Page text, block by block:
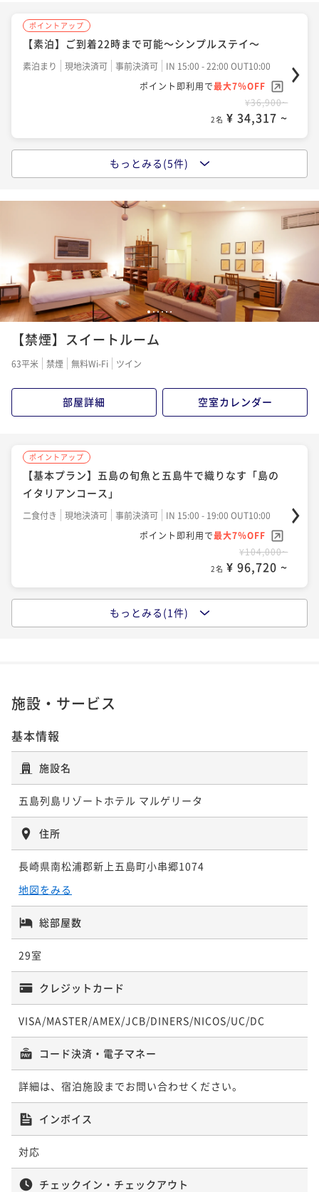
ポイントアップ
【基本プラン】五島の旬魚と五島牛で織りなす「島の
IN 15:00 - 19:00 OUT10:00
ポイント即利用で最大7％OFF
¥49,000~
¥ 45,570 ~
ポイントアップ
【早期予約35日前でお得】【五島牛３部位】五島牛と
五島灘の旬魚を楽しむイタリアンコース
二食付き 事前決済可
IN 15:00 - 19:00 OUT10:00
ポイント即利用で最大7％OFF
¥54,000~
2名 ¥ 50,220 ~
ポイントアップ
リアンコース
二食付き 現地決済可 事前決済可
IN 15:00 - 19:00 OUT10:00
2名 ¥ 55,800 ~
ポイントアップ
【素泊】ご到着22時まで可能～シンプルステイ～
素泊まり 現地決済可 事前決済可
IN 15:00 - 22:00 OUT10:00
ポイント即利用で最大7％OFF
¥36,900~
2名 ¥ 34,317 ~
【朝食付】選べる上五島の朝ごはん～Side Menuはお
好きなものをお好きなだけ～
事前決済可
ポイント即利用で
最大7％OFF
¥41,300~
2名 ¥ 38,409 ~
ポイントアップ
【早期予約35日前】【基本プラン】五島の旬魚と五島
牛で織りなす「島のイタリアンコース」
ポイント即利用で最大7％OFF
¥54,000~
ポイントアップ
【基本プラン】五島の旬魚と五島牛で織りなす「島の
イタリアンコース」
事前決済可
IN 15:00 - 19:00 OUT10:00
最大7％OFF
¥60,000~
2名 ¥ 55,800 ~
【五島牛３部位】五島牛と五島灘の旬魚を楽しむイタ
リアンコース
二食付き 現地決済可 事前決済可
IN 15:00 - 19:00 OUT10:00
ポイント即利用で
もっとみる(5件)
123456
【禁煙】スイートルーム
63平米 禁煙 無料Wi-Fi ツイン
部屋詳細 空室カレンダー
ポイントアップ
【基本プラン】五島の旬魚と五島牛で織りなす「島の
イタリアンコース」
二食付き 現地決済可 事前決済可
IN 15:00 - 19:00 OUT10:00
ポイント即利用で最大7％OFF
¥104,000~
2名 ¥ 96,720 ~
【五島牛３部位】五島牛と五島灘の旬魚を楽しむイタ
もっとみる(1件)
施設・サービス
基本情報
施設名
五島列島リゾートホテル マルゲリータ
住所
長崎県南松浦郡新上五島町小串郷1074
地図をみる
総部屋数
29室
クレジットカード
VISA/MASTER/AMEX/JCB/DINERS/NICOS/UC/DC
コード決済・電子マネー
詳細は、宿泊施設までお問い合わせください。
インボイス
対応
チェックイン・チェックアウト